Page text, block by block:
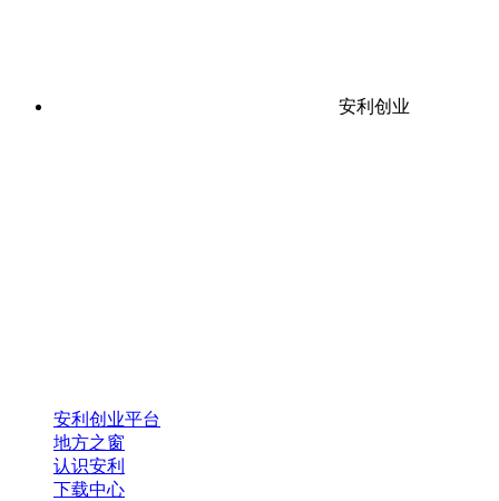
安利创业
安利创业平台
地方之窗
认识安利
下载中心